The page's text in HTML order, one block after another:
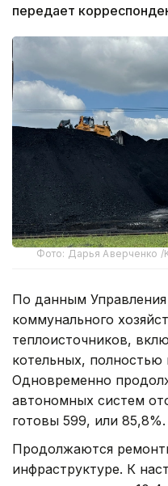
передает
Фото: Дарья Аверченко /
По данным
коммунального
теплоисточников,
котельных, полностью
Одновременно
автономных систем
готовы 599, или 85,8%.
Продолжаются
инфраструктуре. К